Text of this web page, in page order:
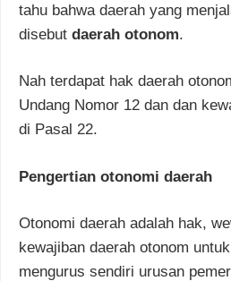
tahu bahwa daerah yang
disebut daerah otonom.
Nah terdapat hak daerah
Undang Nomor 12 dan dan
di Pasal 22.
Pengertian otonomi daerah
Otonomi daerah adalah hak,
kewajiban daerah otonom
mengurus sendiri urusan